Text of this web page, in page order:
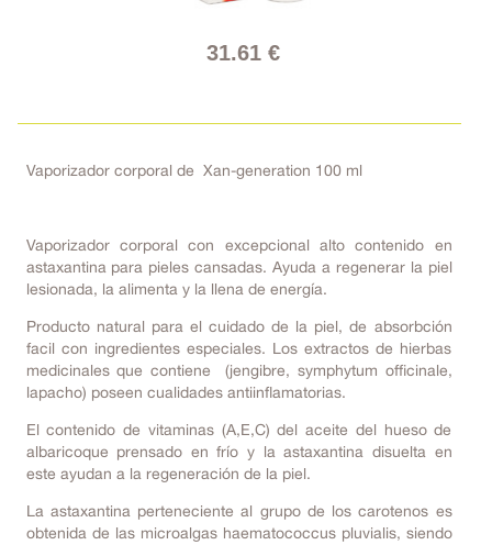
31.61 €
Vaporizador corporal de Xan-generation 100 ml
Vaporizador corporal con excepcional alto contenido en
astaxantina para pieles cansadas. Ayuda a regenerar la piel
lesionada, la alimenta y la llena de energía.
Producto natural para el cuidado de la piel, de absorbción
facil con ingredientes especiales. Los extractos de hierbas
medicinales que contiene (jengibre, symphytum officinale,
lapacho) poseen cualidades antiinflamatorias.
El contenido de vitaminas (A,E,C) del aceite del hueso de
albaricoque prensado en frío y la astaxantina disuelta en
este ayudan a la regeneración de la piel.
La astaxantina perteneciente al grupo de los carotenos es
obtenida de las microalgas haematococcus pluvialis, siendo